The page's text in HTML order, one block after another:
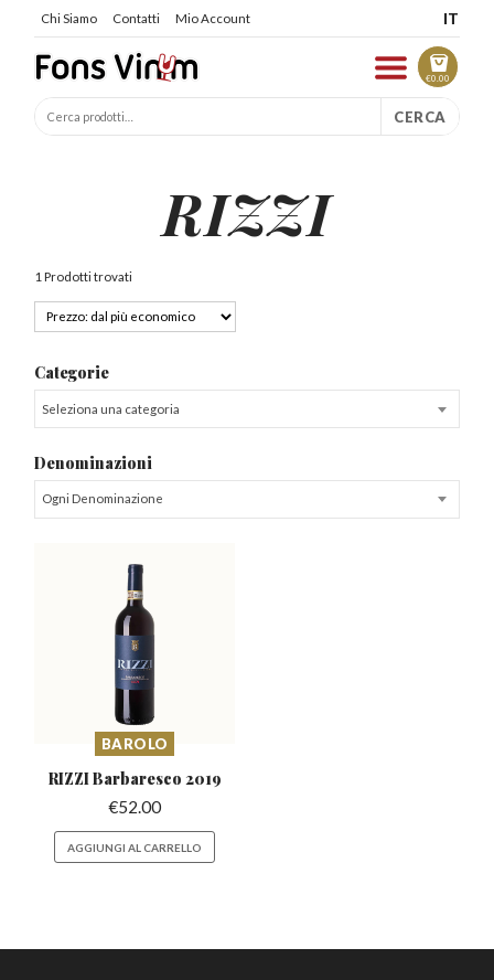
Chi Siamo Contatti Mio Account IT
€0.00
CERCA
RIZZI
1 Prodotti trovati
Categorie
Seleziona una categoria
Denominazioni
Ogni Denominazione
BAROLO
RIZZI Barbaresco 2019
€52.00
AGGIUNGI AL CARRELLO